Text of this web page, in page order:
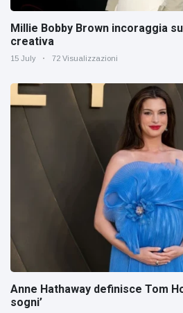
Millie Bobby Brown incoraggia
creativa
15 July 72 Visualizzazioni
Anne Hathaway definisce Tom
sogni’